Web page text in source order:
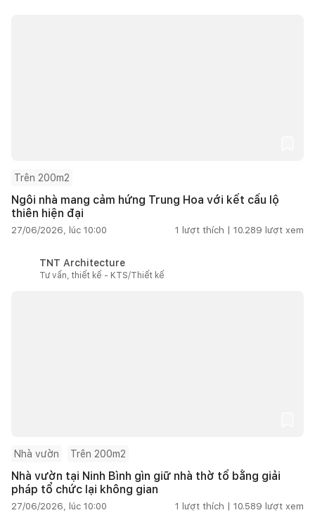
Trên 200m2
Ngôi nhà mang cảm hứng Trung Hoa với kết cấu lộ
thiên hiện đại
27/06/2026, lúc 10:00 1 lượt thích | 10.289 lượt xem
TNT Architecture
Tư vấn, thiết kế - KTS/Thiết kế
Nhà vườn Trên 200m2
Nhà vườn tại Ninh Bình gìn giữ nhà thờ tổ bằng giải
pháp tổ chức lại không gian
27/06/2026, lúc 10:00 1 lượt thích | 10.589 lượt xem